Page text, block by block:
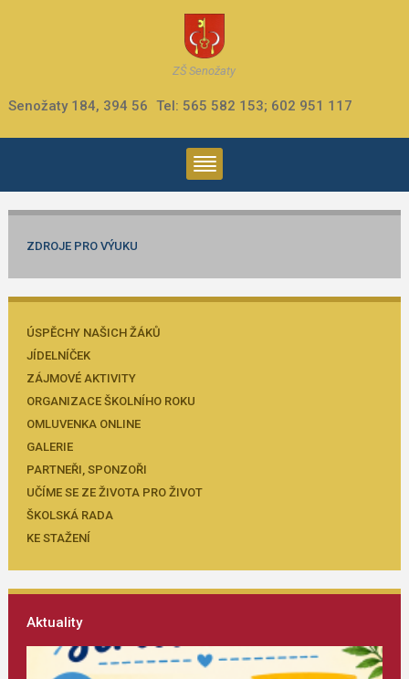
ZŠ Senožaty
Senožaty 184, 394 56 Tel: 565 582 153; 602 951 117
ZDROJE PRO VÝUKU
ÚSPĚCHY NAŠICH ŽÁKŮ
JÍDELNÍČEK
ZÁJMOVÉ AKTIVITY
ORGANIZACE ŠKOLNÍHO ROKU
OMLUVENKA ONLINE
GALERIE
PARTNEŘI, SPONZOŘI
UČÍME SE ZE ŽIVOTA PRO ŽIVOT
ŠKOLSKÁ RADA
KE STAŽENÍ
Aktuality